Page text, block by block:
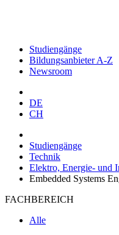
Studiengänge
Bildungsanbieter A-Z
Newsroom
DE
CH
Studiengänge
Technik
Elektro, Energie- und
Embedded Systems
FACHBEREICH
Alle